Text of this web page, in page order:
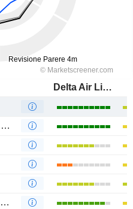
Delta Air Lines, Inc.